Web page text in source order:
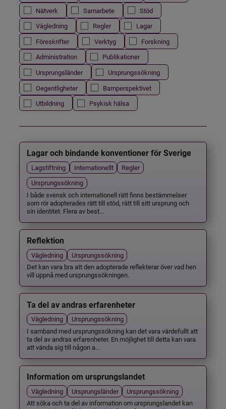
Nätverk
Samarbete
Stöd
Vägledning
Regler
Lagar
Föreskrifter
Verktyg
Forskning
Administration
Publikationer
Ursprungsländer
Ursprungssökning
Oegentligheter
Barnperspektivet
Utbildning
Psykisk hälsa
Lagar och bindande konventioner för Sverige
Lagstiftning Internationellt
Regler
Ursprungssökning
I både svensk och internationell rätt finns bestämmelser
som rör adopterades rätt till stöd, rätt till sitt ursprung och
sin identitet. Flera av best...
Reflektion
Vägledning
Ursprungssökning
Det kan vara bra att den adopterade reflekterar över vad hen
vill uppnå med ursprungssökningen.
Ta del av andras erfarenheter
Vägledning
Ursprungssökning
I samband med ursprungssökning kan det vara värdefullt att
ta del av andras erfarenheter. En möjlighet till detta kan vara
att vända sig till någon a...
Information om ursprungslandet
Vägledning Ursprungsländer
Ursprungssökning
Att söka och ta del av information om ursprungslandet kan